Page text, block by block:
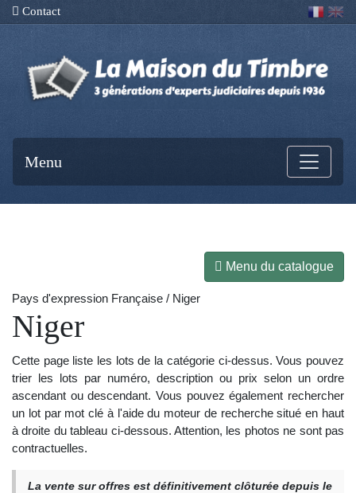
Contact
Menu
Menu du catalogue
Pays d'expression Française / Niger
Niger
Cette page liste les lots de la catégorie ci-dessus. Vous pouvez
trier les lots par numéro, description ou prix selon un ordre
ascendant ou descendant. Vous pouvez également rechercher
un lot par mot clé à l'aide du moteur de recherche situé en haut
à droite du tableau ci-dessous. Attention, les photos ne sont pas
contractuelles.
La vente sur offres est définitivement clôturée depuis le